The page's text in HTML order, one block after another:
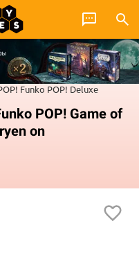
Funko POP! Deluxe
POP! Game of
on